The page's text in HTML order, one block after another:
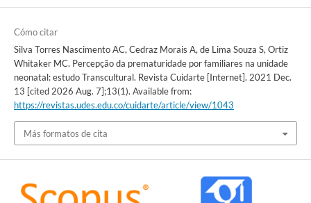
Cómo citar
Silva Torres Nascimento AC, Cedraz Morais A, de Lima Souza S, Ortiz
Whitaker MC. Percepção da prematuridade por familiares na unidade
neonatal: estudo Transcultural. Revista Cuidarte [Internet]. 2021 Dec.
13 [cited 2026 Aug. 7];13(1). Available from:
https://revistas.udes.edu.co/cuidarte/article/view/1043
Más formatos de cita